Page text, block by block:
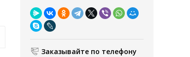
Заказывайте по телефону